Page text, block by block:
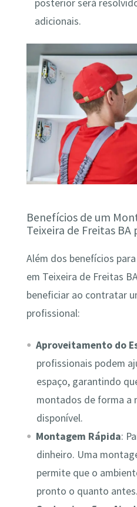
posterior será
adicionais.
Benefícios de um
Teixeira de Freitas BA
Além dos benefícios
em Teixeira de Freitas
beneficiar ao contratar
profissional:
Aproveitamento do
profissionais podem
espaço, garantindo
montados de forma a
disponível.
Montagem Rápida:
dinheiro. Uma
permite que o
pronto o quanto antes.